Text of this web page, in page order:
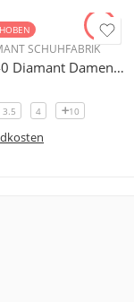
SCHUHFABRIK
Modell 140 Diamant Damen Trainerschuh Microfaser 3,7 cm
3.5 4 10